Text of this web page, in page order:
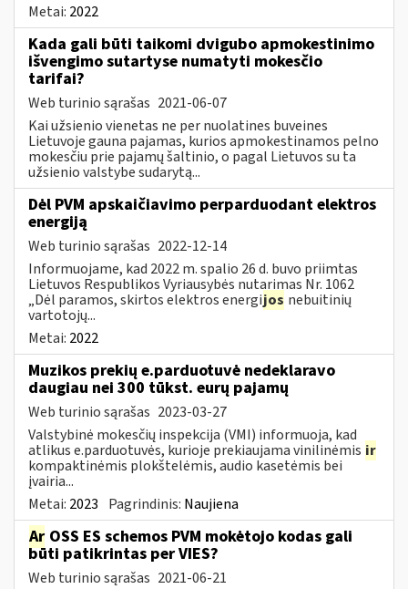
Metai: 2022
Kada gali būti taikomi dvigubo apmokestinimo
išvengimo sutartyse numatyti mokesčio
tarifai?
Web turinio sąrašas 2021-06-07
Kai užsienio vienetas ne per nuolatines buveines
Lietuvoje gauna pajamas, kurios apmokestinamos pelno
mokesčiu prie pajamų šaltinio, o pagal Lietuvos su ta
užsienio valstybe sudarytą...
Dėl PVM apskaičiavimo perparduodant elektros
energiją
Web turinio sąrašas 2022-12-14
Informuojame, kad 2022 m. spalio 26 d. buvo priimtas
Lietuvos Respublikos Vyriausybės nutarimas Nr. 1062
„Dėl paramos, skirtos elektros energijos nebuitinių
vartotojų...
Metai: 2022
Muzikos prekių e.parduotuvė nedeklaravo
daugiau nei 300 tūkst. eurų pajamų
Web turinio sąrašas 2023-03-27
Valstybinė mokesčių inspekcija (VMI) informuoja, kad
atlikus e.parduotuvės, kurioje prekiaujama vinilinėmis ir
kompaktinėmis plokštelėmis, audio kasetėmis bei
įvairia...
Metai: 2023 Pagrindinis: Naujiena
Ar OSS ES schemos PVM mokėtojo kodas gali
būti patikrintas per VIES?
Web turinio sąrašas 2021-06-21